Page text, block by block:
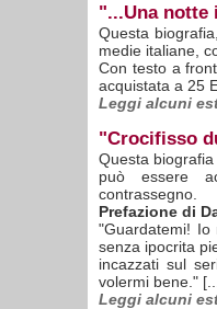
"...Una notte
Questa
medie italiane,
Con testo a
acquistata a 25
Leggi alcuni
"Crocifisso
Questa
può essere
contrassegno.
Prefazione di
"Guardatemi!
senza ipocrita
incazzati sul
volermi bene."
Leggi alcuni